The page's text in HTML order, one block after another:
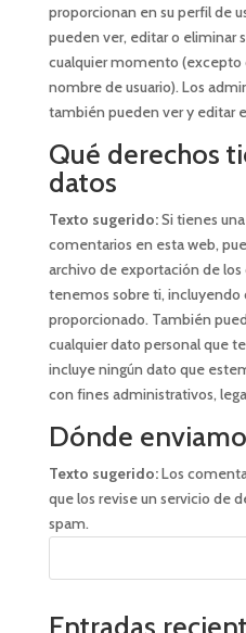
proporcionan en su perfil de
pueden ver, editar o eliminar
cualquier momento (excepto
nombre de usuario). Los
también pueden ver y editar
Qué derechos
datos
Texto sugerido:Si tienes
comentarios en esta web,
archivo de exportación de
tenemos sobre ti, incluyendo
proporcionado. También
cualquier dato personal que
incluye ningún dato que
con fines administrativos,
Dónde
Texto sugerido:Los
que los revise un servicio de
spam.